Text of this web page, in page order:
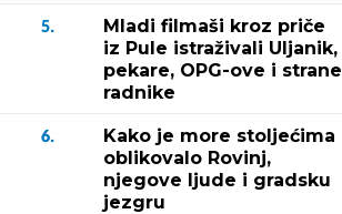
5.
Mladi filmaši kroz priče
iz Pule istraživali Uljanik,
pekare, OPG-ove i strane
radnike
6.
Kako je more stoljećima
oblikovalo Rovinj,
njegove ljude i gradsku
jezgru